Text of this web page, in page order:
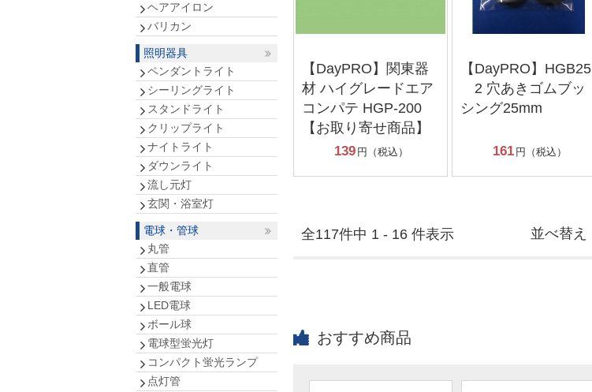
【DayPRO】関東器
材 ハイグレードエア
コンパテ HGP-200
【お取り寄せ商品】
139 円（税込）
【DayPRO】HGB25
2 穴あきゴムブッ
シング25mm
161 円（税込）
全117件中 1 - 16 件表示 並べ替え
ヘアアイロン
バリカン
照明器具
ペンダントライト
シーリングライト
スタンドライト
クリップライト
ナイトライト
ダウンライト
流し元灯
玄関・浴室灯
電球・管球
丸管
直管
一般電球
LED電球
ボール球
電球型蛍光灯
コンパクト蛍光ランプ
点灯管
おすすめ商品